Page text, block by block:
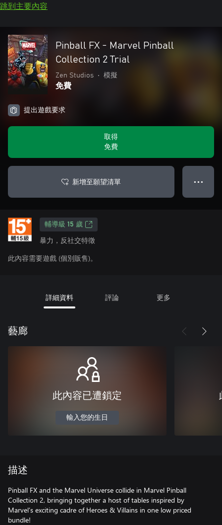
跳到主要內容
Pinball FX - Marvel Pinball
Collection 2 Trial
Zen Studios • 模擬
免費
提出遊戲要求
取得
免費
新增至願望清單 ● ● ●
輔導級 15 歲
暴力，反社交特徵
此內容需要遊戲 (個別販售)。
詳細資料 評論 更多
藝廊
此內容已遭鎖定
輸入您的生日
描述
Pinball FX and the Marvel Universe collide in Marvel Pinball
Collection 2, bringing together a host of tables inspired by
Marvel’s exciting cadre of Heroes & Villains in one low priced
bundle!